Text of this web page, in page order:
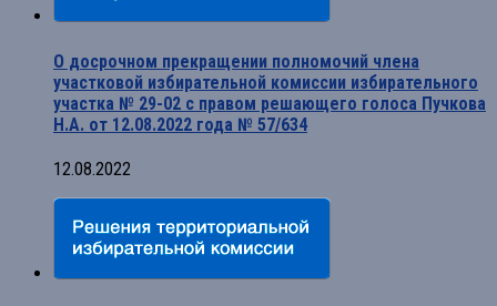
О досрочном прекращении полномочий члена
участковой избирательной комиссии избирательного
участка № 29-02 с правом решающего голоса Пучкова
Н.А. от 12.08.2022 года № 57/634
12.08.2022